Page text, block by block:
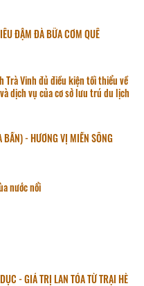
ĐẬM ĐÀ BỮA CƠM QUÊ
Trà Vinh đủ điều kiện tối thiểu về
dịch vụ của cơ sở lưu trú du lịch
BẦN) - HƯƠNG VỊ MIỀN SÔNG
nước nổi
- GIÁ TRỊ LAN TỎA TỪ TRẠI HÈ